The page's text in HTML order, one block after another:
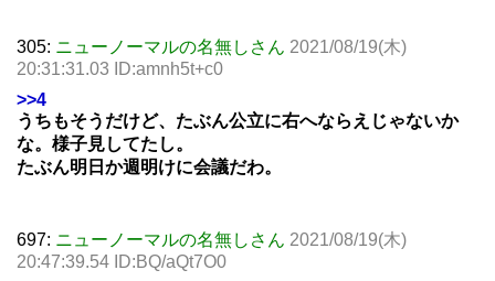
305: ニューノーマルの名無しさん 2021/08/19(木)
20:31:31.03 ID:amnh5t+c0
>>4
うちもそうだけど、たぶん公立に右へならえじゃないか
な。様子見してたし。
たぶん明日か週明けに会議だわ。
697: ニューノーマルの名無しさん 2021/08/19(木)
20:47:39.54 ID:BQ/aQt7O0